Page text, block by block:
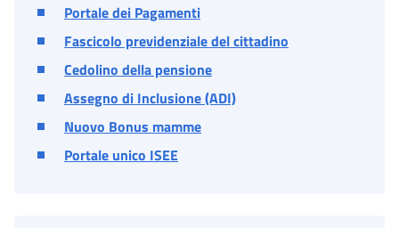
Portale dei Pagamenti
Fascicolo previdenziale del cittadino
Cedolino della pensione
Assegno di Inclusione (ADI)
Nuovo Bonus mamme
Portale unico ISEE